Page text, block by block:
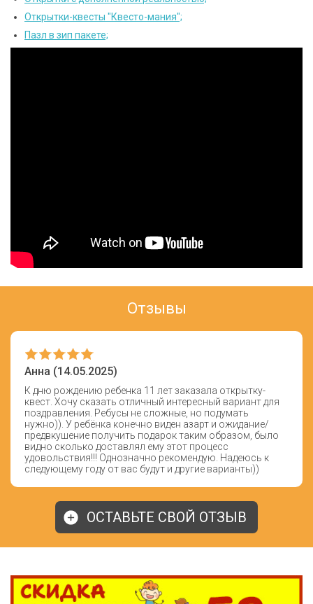
Открытки-квесты "Квесто-мания";
Пазл в зип пакете;
Отзывы
Анна (14.05.2025)
К дню рождению ребенка 11 лет заказала открытку-
квест. Хочу сказать отличный интересный вариант для
поздравления. Ребусы не сложные, но подумать
нужно)). У ребёнка конечно виден азарт и ожидание/
предвкушение получить подарок таким образом, было
видно сколько доставлял ему этот процесс
удовольствия!!! Однозначно рекомендую. Надеюсь к
следующему году от вас будут и другие варианты))
ОСТАВЬТЕ СВОЙ ОТЗЫВ